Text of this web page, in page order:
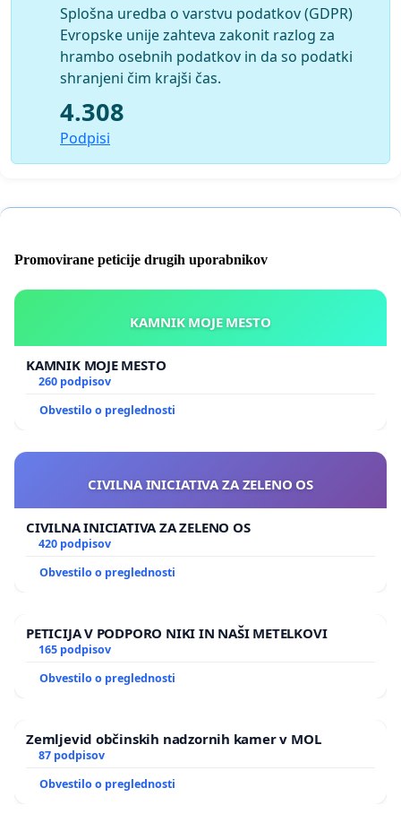
Splošna uredba o varstvu podatkov (GDPR)
Evropske unije zahteva zakonit razlog za
hrambo osebnih podatkov in da so podatki
shranjeni čim krajši čas.
4.308
Podpisi
Promovirane peticije drugih uporabnikov
KAMNIK MOJE MESTO
KAMNIK MOJE MESTO
260 podpisov
Obvestilo o preglednosti
CIVILNA INICIATIVA ZA ZELENO OS
CIVILNA INICIATIVA ZA ZELENO OS
420 podpisov
Obvestilo o preglednosti
PETICIJA V PODPORO NIKI IN NAŠI METELKOVI
165 podpisov
Obvestilo o preglednosti
Zemljevid občinskih nadzornih kamer v MOL
87 podpisov
Obvestilo o preglednosti